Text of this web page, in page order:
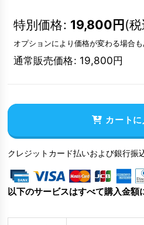
特別価格: 19,800円(
オプションにより価格が変わる場合も
通常販売価格: 19,800円
カート
クレジットカード払いおよび銀行振
以下のサービスはすべて購入金額